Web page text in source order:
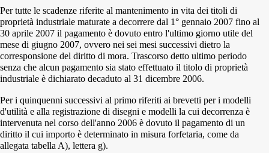
Per tutte le scadenze riferite al mantenimento in vita dei titoli di
proprietà industriale maturate a decorrere dal 1° gennaio 2007 fino al
30 aprile 2007 il pagamento è dovuto entro l'ultimo giorno utile del
mese di giugno 2007, ovvero nei sei mesi successivi dietro la
corresponsione del diritto di mora. Trascorso detto ultimo periodo
senza che alcun pagamento sia stato effettuato il titolo di proprietà
industriale è dichiarato decaduto al 31 dicembre 2006.
Per i quinquenni successivi al primo riferiti ai brevetti per i modelli
d'utilità e alla registrazione di disegni e modelli la cui decorrenza è
intervenuta nel corso dell'anno 2006 è dovuto il pagamento di un
diritto il cui importo è determinato in misura forfetaria, come da
allegata tabella A), lettera g).